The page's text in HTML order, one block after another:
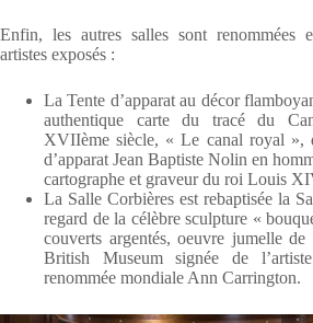
Enfin, les autres salles sont renommées
artistes exposés :
La Tente d’apparat au décor
authentique carte du tracé du
XVIIème siècle, « Le canal royal »,
d’apparat Jean Baptiste Nolin en
cartographe et graveur du roi Louis
La Salle Corbières est rebaptisée la
regard de la célèbre sculpture «
couverts argentés, oeuvre jumelle de
British Museum signée de
renommée mondiale Ann Carrington.